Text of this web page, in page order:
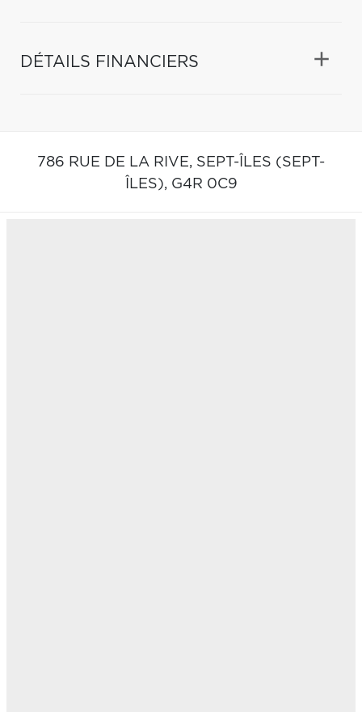
DÉTAILS FINANCIERS
786 RUE DE LA RIVE, SEPT-ÎLES (SEPT-
ÎLES), G4R 0C9